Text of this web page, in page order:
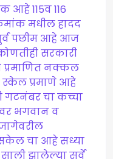
आहे 115व 116
मधील हादद
पछीम आहे आज
सरकारी
प्रमाणित नक्कल
प्रमाणे आहे
गटनंबर चा कच्चा
भगवान व
चा आहे सध्या
झालेल्या सर्वे